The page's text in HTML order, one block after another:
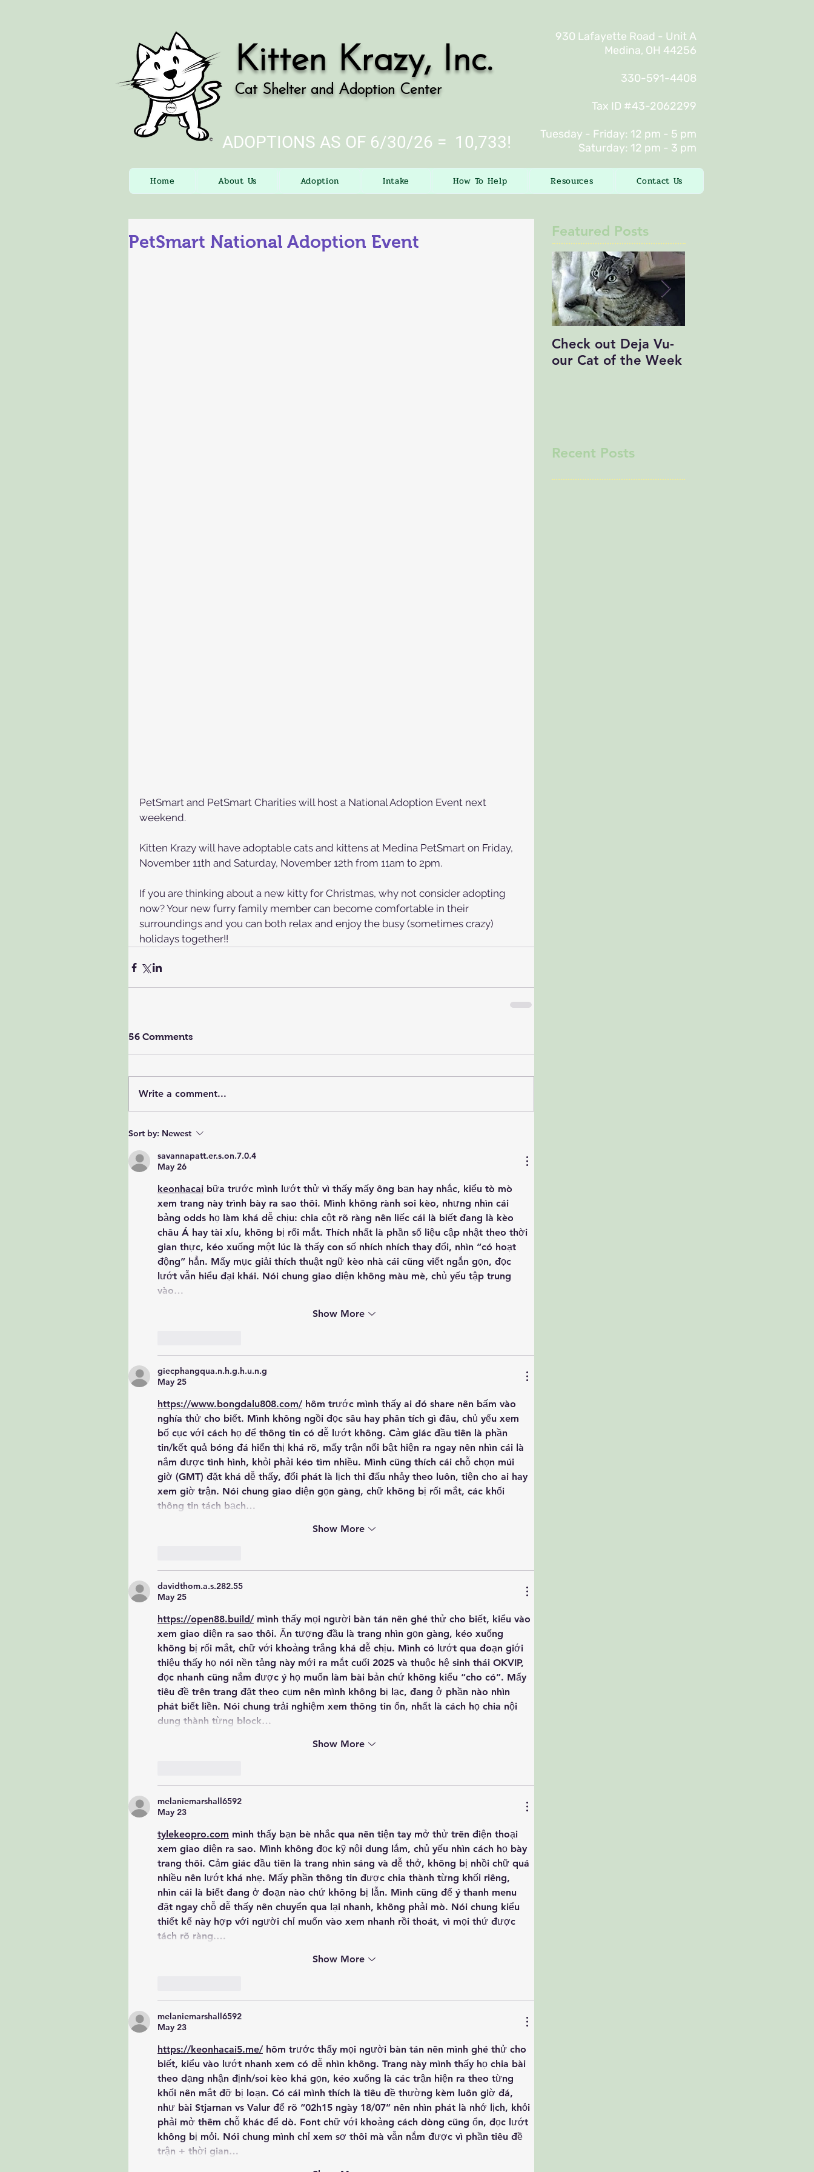
Kitten Krazy, Inc.
Cat Shelter and Adoption Center
930 Lafayette Road - Unit A
Medina, OH 44256
330-591-4408
Tax ID #43-2062299
Tuesday - Friday: 12 pm - 5 pm
Saturday: 12 pm - 3 pm
ADOPTIONS AS OF 6/30/26 = 10,733!
Home About Us Adoption Intake How To Help Resources Contact Us
PetSmart National Adoption Event
PetSmart and PetSmart Charities will host a National Adoption Event next
weekend.
Kitten Krazy will have adoptable cats and kittens at Medina PetSmart on Friday,
November 11th and Saturday, November 12th from 11am to 2pm.
If you are thinking about a new kitty for Christmas, why not consider adopting
now? Your new furry family member can become comfortable in their
surroundings and you can both relax and enjoy the busy (sometimes crazy)
holidays together!!
56 Comments
Write a comment...
Sort by: Newest
savannapatt.er.s.on.7.0.4
May 26
keonhacai bữa trước mình lướt thử vì thấy mấy ông bạn hay nhắc, kiểu tò mò
xem trang này trình bày ra sao thôi. Mình không rành soi kèo, nhưng nhìn cái
bảng odds họ làm khá dễ chịu: chia cột rõ ràng nên liếc cái là biết đang là kèo
châu Á hay tài xỉu, không bị rối mắt. Thích nhất là phần số liệu cập nhật theo thời
gian thực, kéo xuống một lúc là thấy con số nhích nhích thay đổi, nhìn “có hoạt
động” hẳn. Mấy mục giải thích thuật ngữ kèo nhà cái cũng viết ngắn gọn, đọc
lướt vẫn hiểu đại khái. Nói chung giao diện không màu mè, chủ yếu tập trung
vào…
Show More
giecphangqua.n.h.g.h.u.n.g
May 25
https://www.bongdalu808.com/ hôm trước mình thấy ai đó share nên bấm vào
nghía thử cho biết. Mình không ngồi đọc sâu hay phân tích gì đâu, chủ yếu xem
bố cục với cách họ để thông tin có dễ lướt không. Cảm giác đầu tiên là phần
tin/kết quả bóng đá hiển thị khá rõ, mấy trận nổi bật hiện ra ngay nên nhìn cái là
nắm được tình hình, khỏi phải kéo tìm nhiều. Mình cũng thích cái chỗ chọn múi
giờ (GMT) đặt khá dễ thấy, đổi phát là lịch thi đấu nhảy theo luôn, tiện cho ai hay
xem giờ trận. Nói chung giao diện gọn gàng, chữ không bị rối mắt, các khối
thông tin tách bạch…
Show More
davidthom.a.s.282.55
May 25
https://open88.build/ mình thấy mọi người bàn tán nên ghé thử cho biết, kiểu vào
xem giao diện ra sao thôi. Ấn tượng đầu là trang nhìn gọn gàng, kéo xuống
không bị rối mắt, chữ với khoảng trắng khá dễ chịu. Mình có lướt qua đoạn giới
thiệu thấy họ nói nền tảng này mới ra mắt cuối 2025 và thuộc hệ sinh thái OKVIP,
đọc nhanh cũng nắm được ý họ muốn làm bài bản chứ không kiểu “cho có”. Mấy
tiêu đề trên trang đặt theo cụm nên mình không bị lạc, đang ở phần nào nhìn
phát biết liền. Nói chung trải nghiệm xem thông tin ổn, nhất là cách họ chia nội
dung thành từng block…
Show More
melaniemarshall6592
May 23
tylekeopro.com mình thấy bạn bè nhắc qua nên tiện tay mở thử trên điện thoại
xem giao diện ra sao. Mình không đọc kỹ nội dung lắm, chủ yếu nhìn cách họ bày
trang thôi. Cảm giác đầu tiên là trang nhìn sáng và dễ thở, không bị nhồi chữ quá
nhiều nên lướt khá nhẹ. Mấy phần thông tin được chia thành từng khối riêng,
nhìn cái là biết đang ở đoạn nào chứ không bị lẫn. Mình cũng để ý thanh menu
đặt ngay chỗ dễ thấy nên chuyển qua lại nhanh, không phải mò. Nói chung kiểu
thiết kế này hợp với người chỉ muốn vào xem nhanh rồi thoát, vì mọi thứ được
tách rõ ràng.…
Show More
melaniemarshall6592
May 23
https://keonhacai5.me/ hôm trước thấy mọi người bàn tán nên mình ghé thử cho
biết, kiểu vào lướt nhanh xem có dễ nhìn không. Trang này mình thấy họ chia bài
theo dạng nhận định/soi kèo khá gọn, kéo xuống là các trận hiện ra theo từng
khối nên mắt đỡ bị loạn. Có cái mình thích là tiêu đề thường kèm luôn giờ đá,
như bài Stjarnan vs Valur để rõ “02h15 ngày 18/07” nên nhìn phát là nhớ lịch, khỏi
phải mở thêm chỗ khác để dò. Font chữ với khoảng cách dòng cũng ổn, đọc lướt
không bị mỏi. Nói chung mình chỉ xem sơ thôi mà vẫn nắm được vì phần tiêu đề
trận + thời gian…
Featured Posts
Check out Deja Vu-
our Cat of the Week
Recent Posts